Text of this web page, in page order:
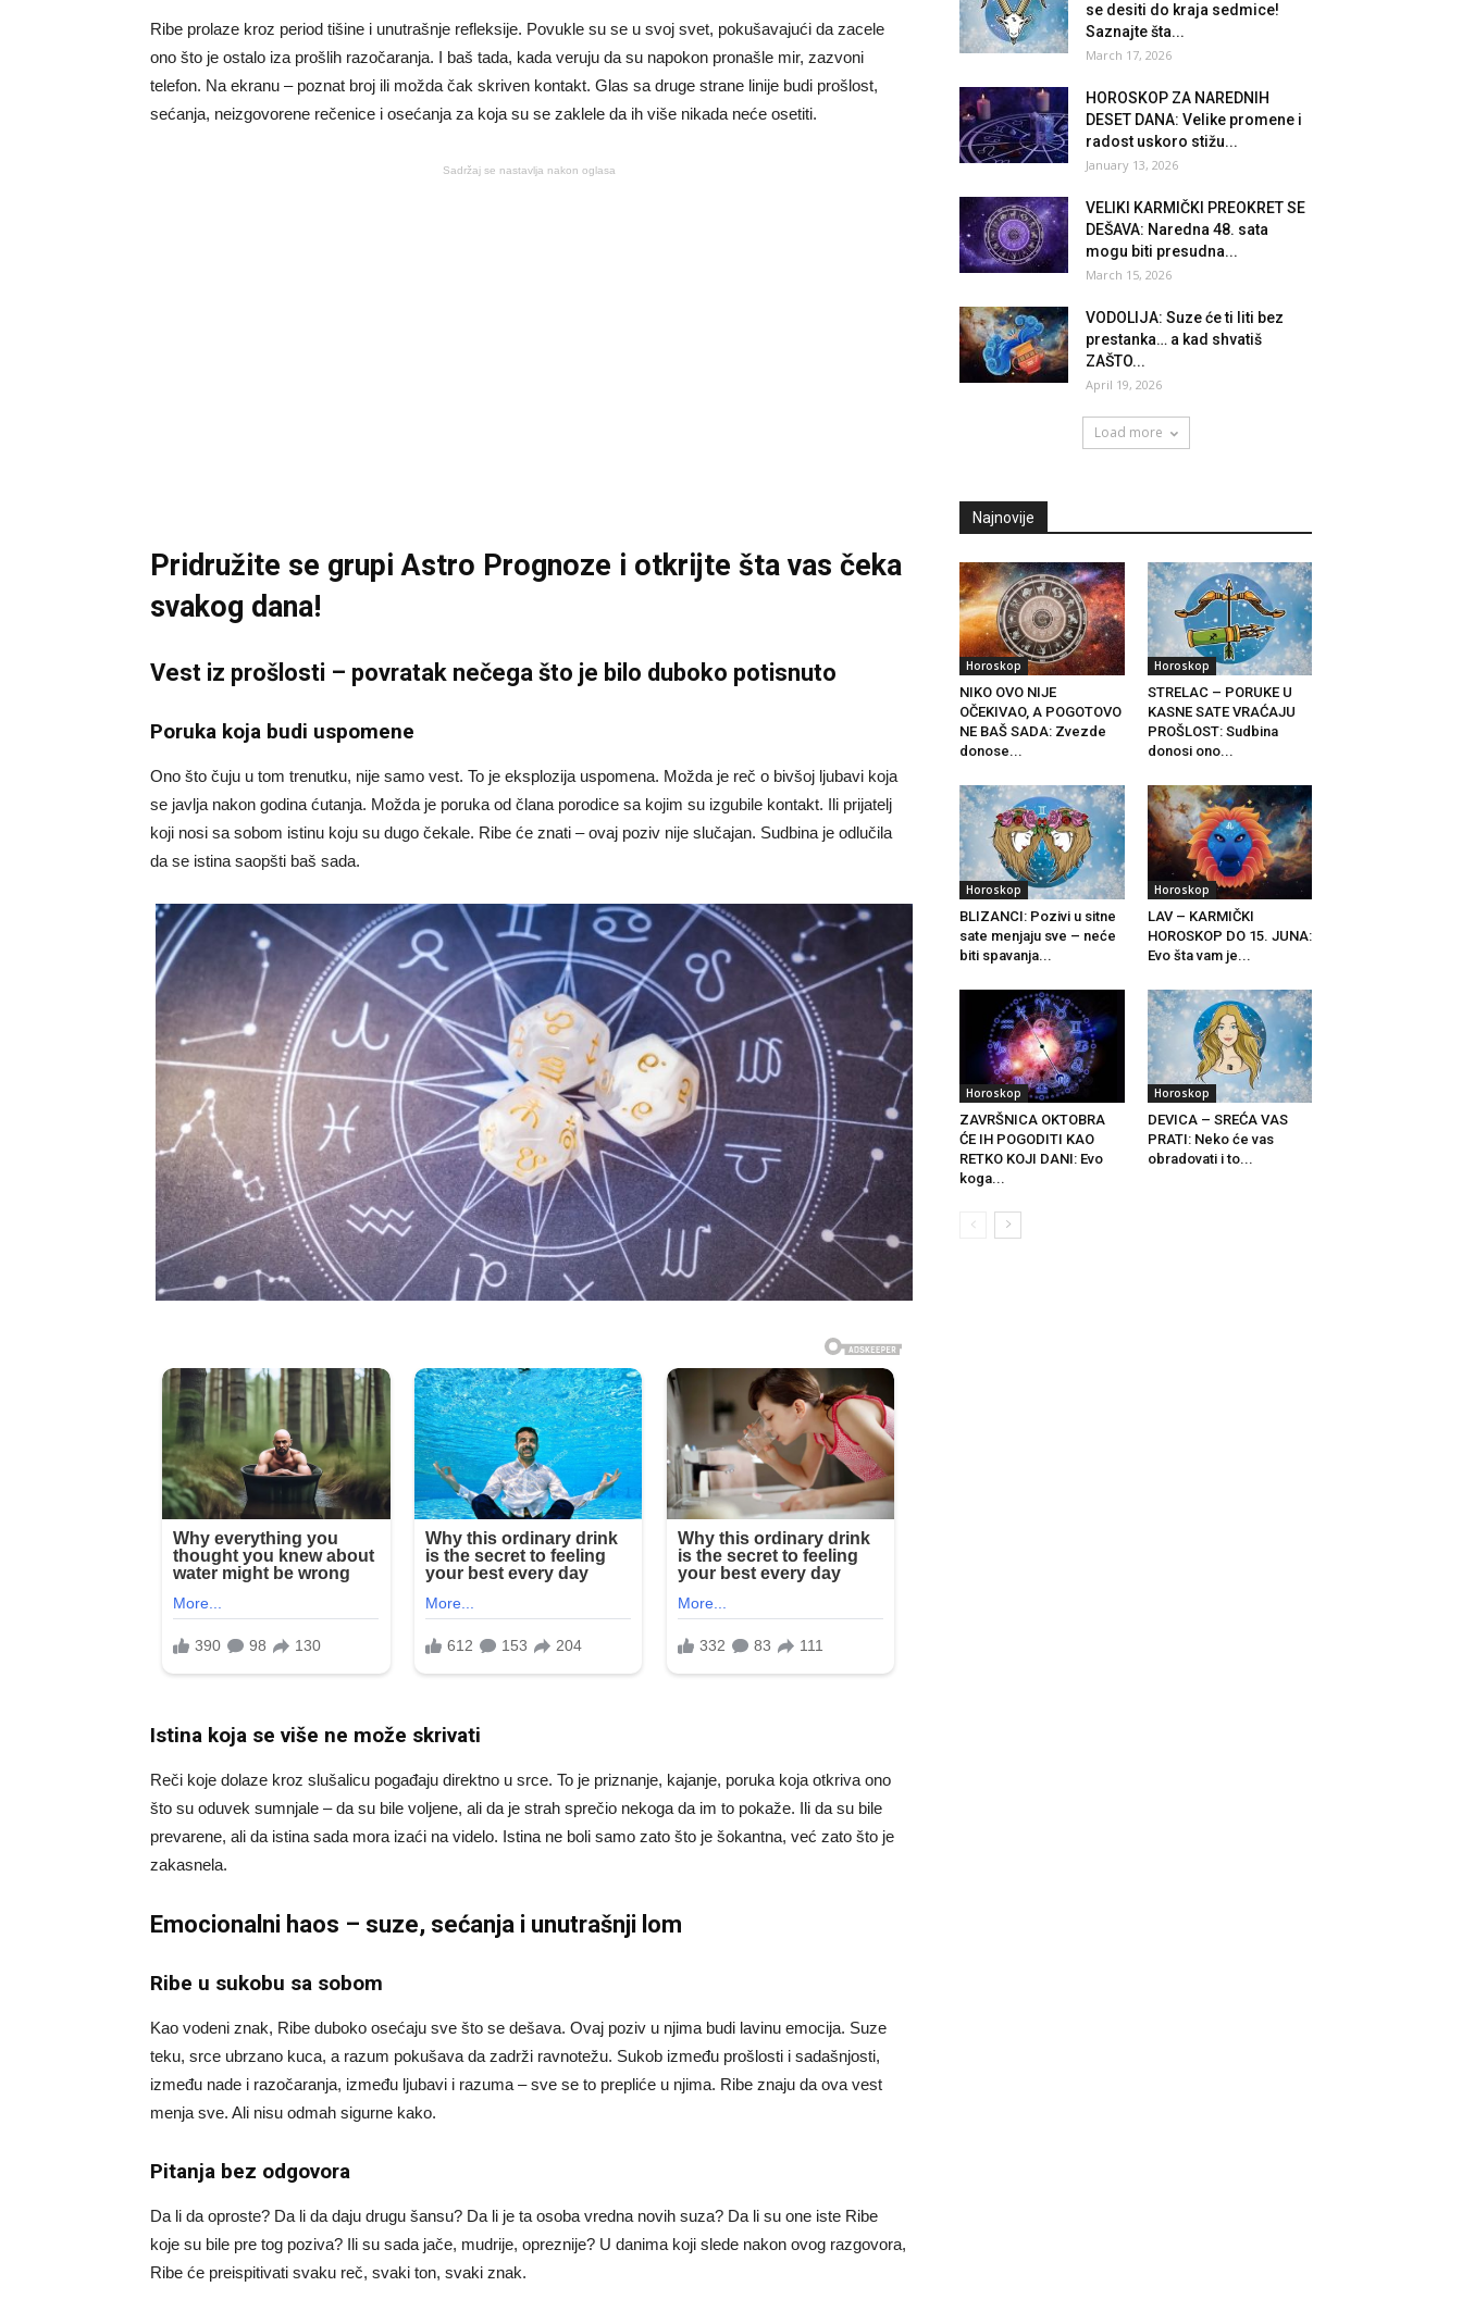
Ribe prolaze kroz period tišine i unutrašnje refleksije. Povukle su se u svoj svet, pokušavajući da zacele
ono što je ostalo iza prošlih razočaranja. I baš tada, kada veruju da su napokon pronašle mir, zazvoni
telefon. Na ekranu – poznat broj ili možda čak skriven kontakt. Glas sa druge strane linije budi prošlost,
sećanja, neizgovorene rečenice i osećanja za koja su se zaklele da ih više nikada neće osetiti.
Sadržaj se nastavlja nakon oglasa
Pridružite se grupiAstro Prognoze i otkrijte šta vas čeka
svakog dana!
Vest iz prošlosti – povratak nečega što je bilo duboko potisnuto
Poruka koja budi uspomene
Ono što čuju u tom trenutku, nije samo vest. To je eksplozija uspomena. Možda je reč o bivšoj ljubavi koja
se javlja nakon godina ćutanja. Možda je poruka od člana porodice sa kojim su izgubile kontakt. Ili prijatelj
koji nosi sa sobom istinu koju su dugo čekale. Ribe će znati – ovaj poziv nije slučajan. Sudbina je odlučila
da se istina saopšti baš sada.
Istina koja se više ne može skrivati
Reči koje dolaze kroz slušalicu pogađaju direktno u srce. To je priznanje, kajanje, poruka koja otkriva ono
što su oduvek sumnjale – da su bile voljene, ali da je strah sprečio nekoga da im to pokaže. Ili da su bile
prevarene, ali da istina sada mora izaći na videlo. Istina ne boli samo zato što je šokantna, već zato što je
zakasnela.
Emocionalni haos – suze, sećanja i unutrašnji lom
Ribe u sukobu sa sobom
Kao vodeni znak, Ribe duboko osećaju sve što se dešava. Ovaj poziv u njima budi lavinu emocija. Suze
teku, srce ubrzano kuca, a razum pokušava da zadrži ravnotežu. Sukob između prošlosti i sadašnjosti,
između nade i razočaranja, između ljubavi i razuma – sve se to prepliće u njima. Ribe znaju da ova vest
menja sve. Ali nisu odmah sigurne kako.
Pitanja bez odgovora
Da li da oproste? Da li da daju drugu šansu? Da li je ta osoba vredna novih suza? Da li su one iste Ribe
koje su bile pre tog poziva? Ili su sada jače, mudrije, opreznije? U danima koji slede nakon ovog razgovora,
Ribe će preispitivati svaku reč, svaki ton, svaki znak.
se desiti do kraja sedmice!
Saznajte šta...
March 17, 2026
HOROSKOP ZA NAREDNIH
DESET DANA: Velike promene i
radost uskoro stižu...
January 13, 2026
VELIKI KARMIČKI PREOKRET SE
DEŠAVA: Naredna 48. sata
mogu biti presudna...
March 15, 2026
VODOLIJA: Suze će ti liti bez
prestanka… a kad shvatiš
ZAŠTO...
April 19, 2026
Load more
Najnovije
Horoskop
NIKO OVO NIJE
OČEKIVAO, A POGOTOVO
NE BAŠ SADA: Zvezde
donose...
Horoskop
STRELAC – PORUKE U
KASNE SATE VRAĆAJU
PROŠLOST: Sudbina
donosi ono...
Horoskop
BLIZANCI: Pozivi u sitne
sate menjaju sve – neće
biti spavanja...
Horoskop
LAV – KARMIČKI
HOROSKOP DO 15. JUNA:
Evo šta vam je...
Horoskop
ZAVRŠNICA OKTOBRA
ĆE IH POGODITI KAO
RETKO KOJI DANI: Evo
koga...
Horoskop
DEVICA – SREĆA VAS
PRATI: Neko će vas
obradovati i to...